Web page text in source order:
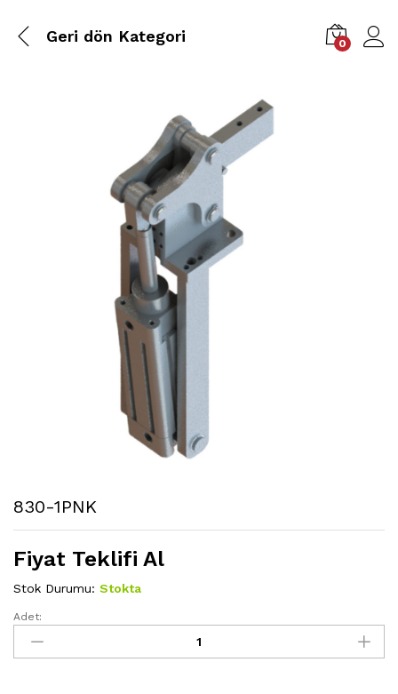
Geri dön Kategori 0
830-1PNK
Fiyat Teklifi Al
Stok Durumu: Stokta
830-
1PNK
miktarı
Adet: